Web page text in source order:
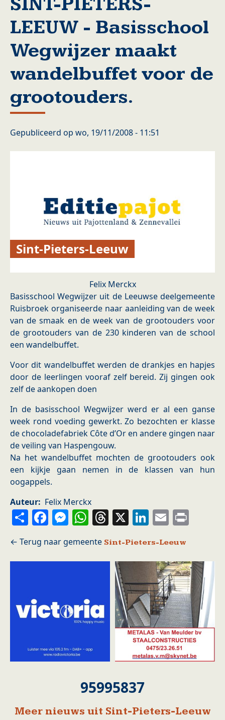
LEEUW - Basisschool
Wegwijzer maakt
wandelbuffet voor de
grootouders.
Gepubliceerd op wo, 19/11/2008 - 11:51
Sint-Pieters-Leeuw
Felix Merckx
Basisschool Wegwijzer uit de Leeuwse deelgemeente
Ruisbroek organiseerde naar aanleiding van de week
van de smaak en de week van de grootouders voor
de grootouders van de 230 kinderen van de school
een wandelbuffet.
Voor dit wandelbuffet werden de drankjes en hapjes
door de leerlingen vooraf zelf bereid. Zij gingen ook
zelf de aankopen doen
In de basisschool Wegwijzer werd er al een ganse
week rond voeding gewerkt. Zo bezochten er klasse
de chocoladefabriek Côte d’Or en andere gingen naar
de veiling van Haspengouw.
Na het wandelbuffet mochten de grootouders ook
een kijkje gaan nemen in de klassen van hun
oogappels.
Auteur
Felix Merckx
ShareFacebook
Messenger
WhatsApp
Threads
X LinkedIn
Email
Sint-Pieters-Leeuw
95995837
Meer nieuws uit Sint-Pieters-Leeuw